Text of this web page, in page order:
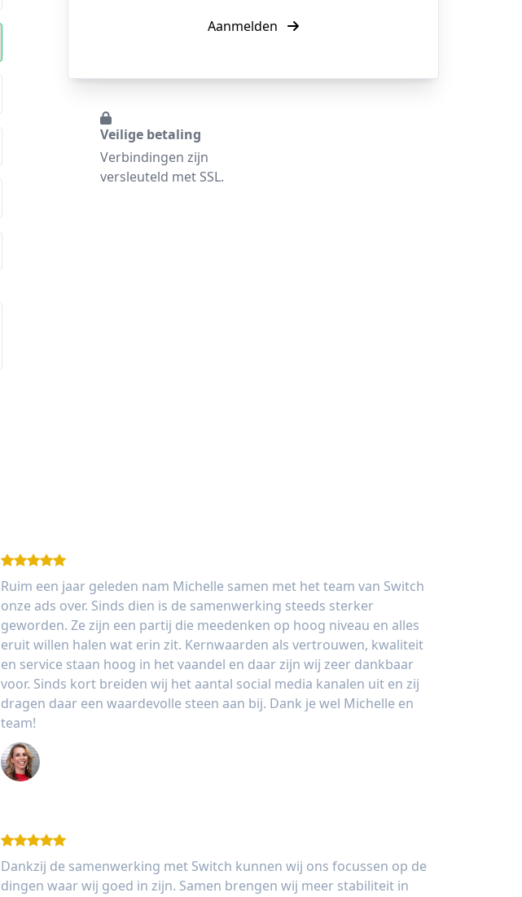
Aanmelden
Veilige betaling
Verbindingen zijn
versleuteld met SSL.
Ruim een jaar geleden nam Michelle samen met het team van Switch
onze ads over. Sinds dien is de samenwerking steeds sterker
geworden. Ze zijn een partij die meedenken op hoog niveau en alles
eruit willen halen wat erin zit. Kernwaarden als vertrouwen, kwaliteit
en service staan hoog in het vaandel en daar zijn wij zeer dankbaar
voor. Sinds kort breiden wij het aantal social media kanalen uit en zij
dragen daar een waardevolle steen aan bij. Dank je wel Michelle en
team!
Dankzij de samenwerking met Switch kunnen wij ons focussen op de
dingen waar wij goed in zijn. Samen brengen wij meer stabiliteit in